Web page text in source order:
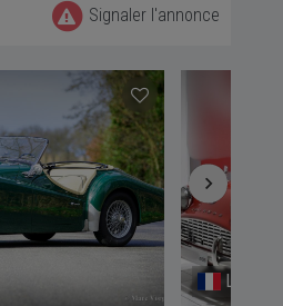
Signaler l'annonce
La